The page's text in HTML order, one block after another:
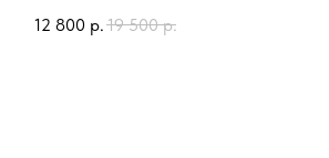
12 800 р.19 500 р.